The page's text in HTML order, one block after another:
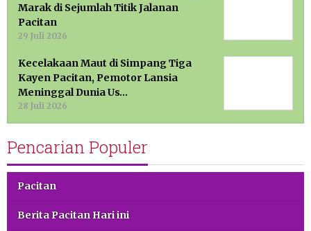
Marak di Sejumlah Titik Jalanan
Pacitan
29 Juli 2026
Kecelakaan Maut di Simpang Tiga
Kayen Pacitan, Pemotor Lansia
Meninggal Dunia Us…
28 Juli 2026
Pencarian Populer
Pacitan
Berita Pacitan Hari ini